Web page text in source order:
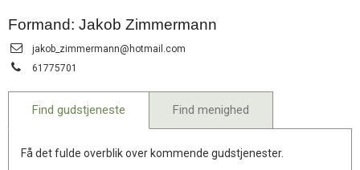
10.0:
Nyheder
12.0:
Inspiration
13.0:
Værktøjskassen
14.0:
Mission
15.0:
Om
Formand: Jakob Zimmermann
Send
email:
jakob_zimmermann@hotmail.com
Tlf.:
61775701
Find gudstjeneste Find menighed
Få det fulde overblik over kommende gudstjenester.